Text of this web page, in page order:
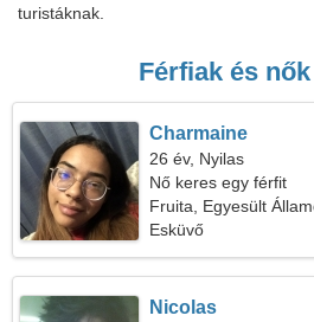
turistáknak.
Férfiak és
Charmaine
26 év, Nyilas
Nő keres egy férfit
Fruita, Egyesült
Esküvő
Nicolas